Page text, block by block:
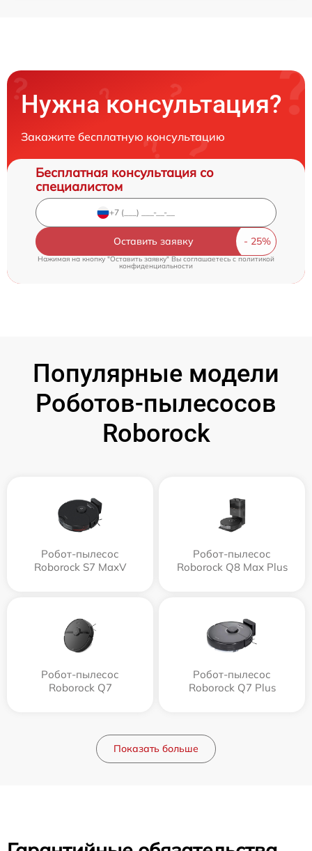
Нужна консультация?
Закажите бесплатную консультацию
Бесплатная консультация со
специалистом
Оставить заявку
Нажимая на кнопку "Оставить заявку" Вы соглашаетесь cполитикой
конфиденциальности
Популярные модели
Роботов-пылесосов
Roborock
Робот-пылесос
Roborock S7 MaxV
Робот-пылесос
Roborock Q8 Max Plus
Робот-пылесос
Roborock Q7
Робот-пылесос
Roborock Q7 Plus
Показать больше